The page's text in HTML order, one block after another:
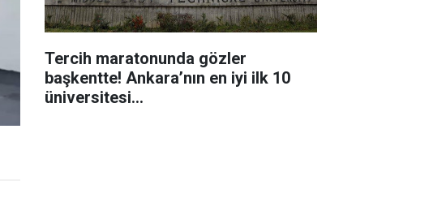
Tercih maratonunda gözler
başkentte! Ankara’nın en iyi ilk 10
üniversitesi…